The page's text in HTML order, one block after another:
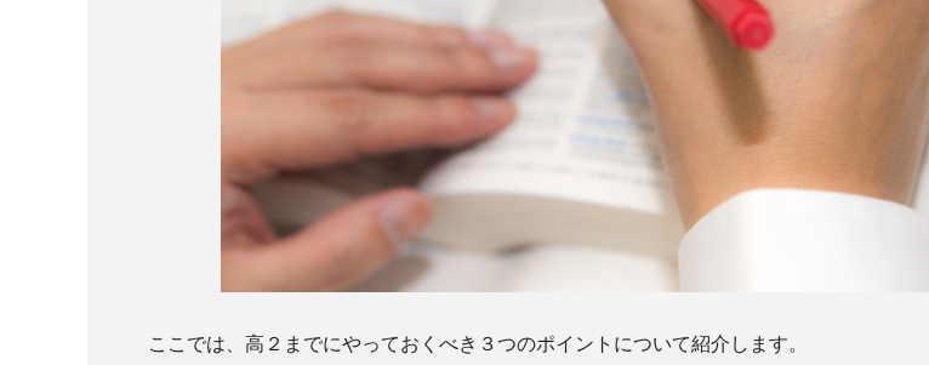
ここでは、高２までにやっておくべき３つのポイントについて紹介します。